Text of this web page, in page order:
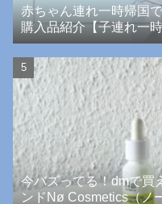
赤ちゃん連れ一時帰国
購入品紹介【子連れ一時
今バズってる！dmで買
ンドNø Cosmetics（ノ